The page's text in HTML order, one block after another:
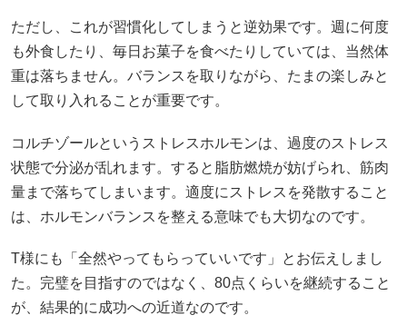
ただし、これが習慣化してしまうと逆効果です。週に何度
も外食したり、毎日お菓子を食べたりしていては、当然体
重は落ちません。バランスを取りながら、たまの楽しみと
して取り入れることが重要です。
コルチゾールというストレスホルモンは、過度のストレス
状態で分泌が乱れます。すると脂肪燃焼が妨げられ、筋肉
量まで落ちてしまいます。適度にストレスを発散すること
は、ホルモンバランスを整える意味でも大切なのです。
T様にも「全然やってもらっていいです」とお伝えしまし
た。完璧を目指すのではなく、80点くらいを継続すること
が、結果的に成功への近道なのです。